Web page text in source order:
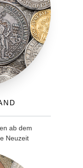
ab dem
Neuzeit